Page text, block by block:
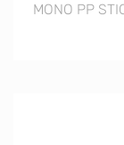
MONO PP